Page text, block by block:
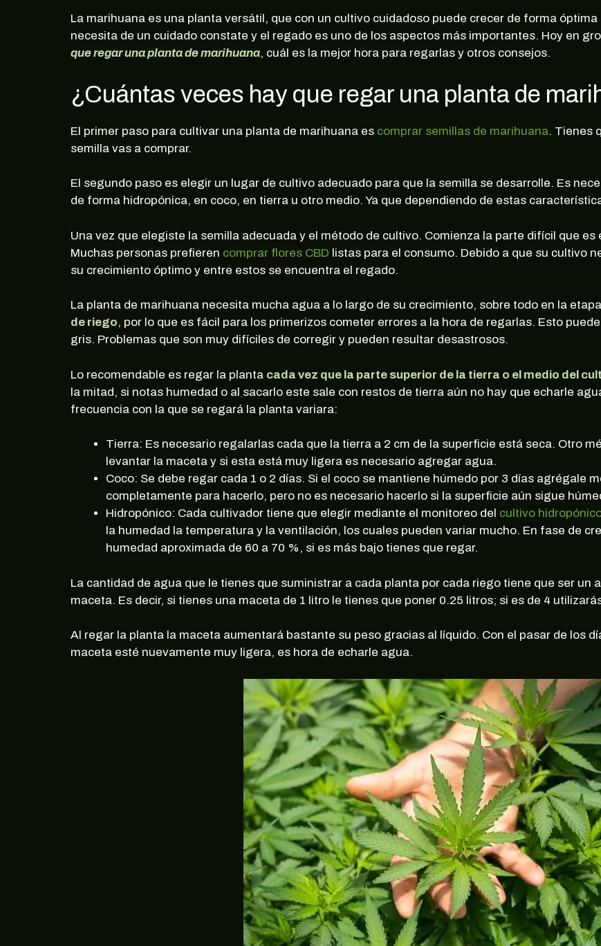
La marihuana es una planta versátil, que con un cultivo cuidadoso puede crecer de forma
necesita de un cuidado constate y el regado es uno de los aspectos más importantes. Hoy en
que regar una planta de marihuana, cuál es la mejor hora para regarlas y otros consejos.
¿Cuántas veces hay que regar una planta de
El primer paso para cultivar una planta de marihuana es comprar semillas de marihuana. Tienes
semilla vas a comprar.
El segundo paso es elegir un lugar de cultivo adecuado para que la semilla se desarrolle. Es
de forma hidropónica, en coco, en tierra u otro medio. Ya que dependiendo de estas
Una vez que elegiste la semilla adecuada y el método de cultivo. Comienza la parte difícil que
Muchas personas prefieren comprar flores CBD listas para el consumo. Debido a que su cultivo
su crecimiento óptimo y entre estos se encuentra el regado.
La planta de marihuana necesita mucha agua a lo largo de su crecimiento, sobre todo en la
de riego, por lo que es fácil para los primerizos cometer errores a la hora de regarlas. Esto
gris. Problemas que son muy difíciles de corregir y pueden resultar desastrosos.
Lo recomendable es regar la planta cada vez que la parte superior de la tierra o el medio del
la mitad, si notas humedad o al sacarlo este sale con restos de tierra aún no hay que echarle
frecuencia con la que se regará la planta variara:
Tierra: Es necesario regalarlas cada que la tierra a 2 cm de la superficie está seca. Otro
levantar la maceta y si esta está muy ligera es necesario agregar agua.
Coco: Se debe regar cada 1 o 2 días. Si el coco se mantiene húmedo por 3 días agrégale
completamente para hacerlo, pero no es necesario hacerlo si la superficie aún sigue
Hidropónico: Cada cultivador tiene que elegir mediante el monitoreo del cultivo
la humedad la temperatura y la ventilación, los cuales pueden variar mucho. En fase de
humedad aproximada de 60 a 70 %, si es más bajo tienes que regar.
La cantidad de agua que le tienes que suministrar a cada planta por cada riego tiene que ser un
maceta. Es decir, si tienes una maceta de 1 litro le tienes que poner 0.25 litros; si es de 4
Al regar la planta la maceta aumentará bastante su peso gracias al líquido. Con el pasar de los
maceta esté nuevamente muy ligera, es hora de echarle agua.
¡10% DE DESCUENTO EN TU
COMPRA!
Regístrate en nuestra newsletter para estar al corriente
exclusivas, noticias, promociones y muchas
Correo electrónico
SUSCRIBIRME
no, gracias